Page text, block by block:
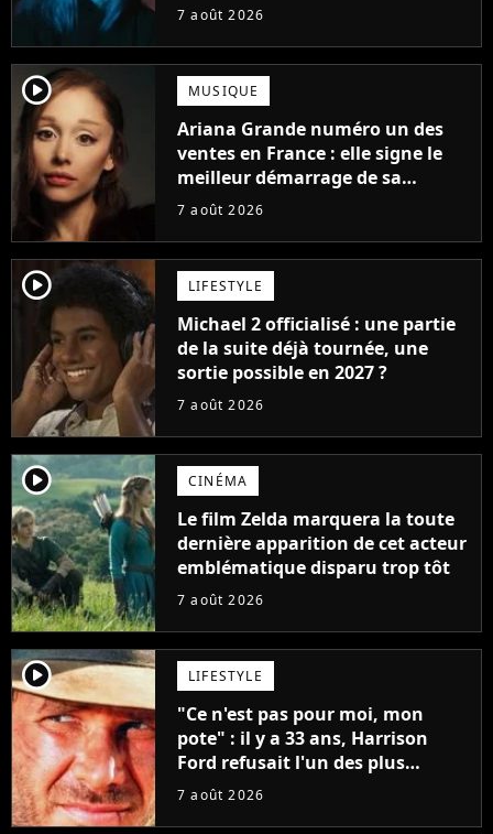
d'été
7 août 2026
player2 MUSIQUE
Ariana Grande numéro un des
ventes en France : elle signe le
meilleur démarrage de sa
carrière avec son album Petal
7 août 2026
player2 LIFESTYLE
Michael 2 officialisé : une partie
de la suite déjà tournée, une
sortie possible en 2027 ?
7 août 2026
player2 CINÉMA
Le film Zelda marquera la toute
dernière apparition de cet acteur
emblématique disparu trop tôt
7 août 2026
player2 LIFESTYLE
"Ce n'est pas pour moi, mon
pote" : il y a 33 ans, Harrison
Ford refusait l'un des plus
grands succès de tous les temps
7 août 2026